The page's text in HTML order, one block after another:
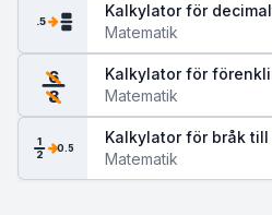
.5
Kalkylator för
Matematik
6
8
Kalkylator för
Matematik
1
2 0.5
Kalkylator för bråk
Matematik